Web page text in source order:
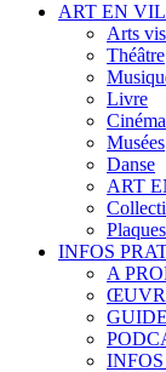
ART EN
Arts
Théâtre
Livre
Cinéma
Musées
Danse
ART
INFOS
A